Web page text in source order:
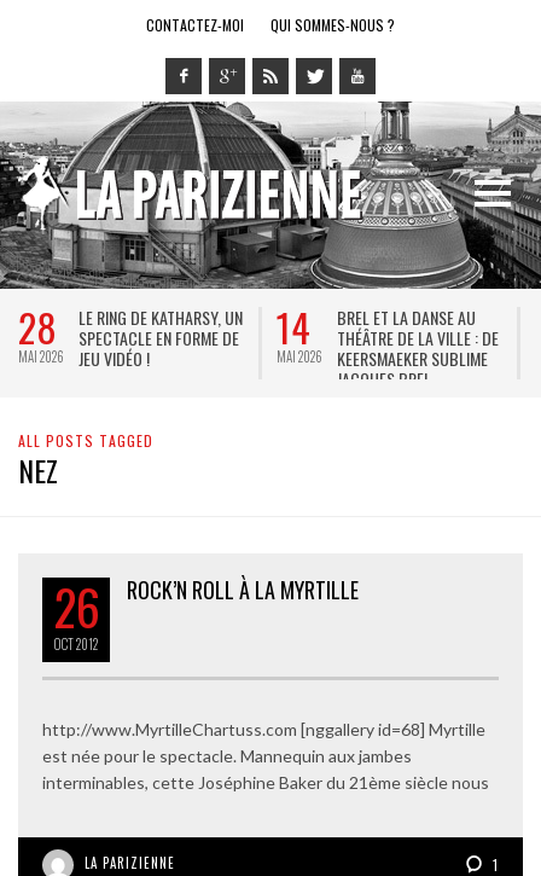
CONTACTEZ-MOI QUI SOMMES-NOUS ?
28
MAI 2026
LE RING DE KATHARSY, UN
SPECTACLE EN FORME DE
JEU VIDÉO !
14
MAI 2026
BREL ET LA DANSE AU
THÉÂTRE DE LA VILLE : DE
KEERSMAEKER SUBLIME
JACQUES BREL
ALL POSTS TAGGED
NEZ
26
OCT2012
ROCK’N ROLL À LA MYRTILLE
http://www.MyrtilleChartuss.com [nggallery id=68] Myrtille
est née pour le spectacle. Mannequin aux jambes
interminables, cette Joséphine Baker du 21ème siècle nous
LA PARIZIENNE 1